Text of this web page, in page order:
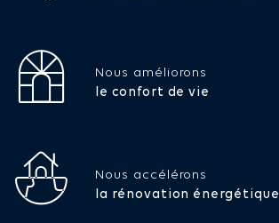
Nous améliorons
le confort de vie
Nous accélérons
la rénovation énergétique